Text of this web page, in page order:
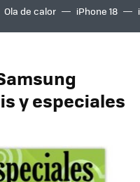
Ola de calor iPhone 18
y especiales